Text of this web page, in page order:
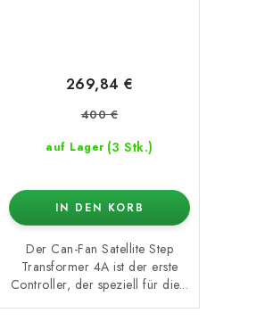
auf Lager (3 Stk.)
269,84 €
400 €
IN DEN KORB
Der Can-Fan Satellite Step
Transformer 4A ist der erste
Controller, der speziell für die...